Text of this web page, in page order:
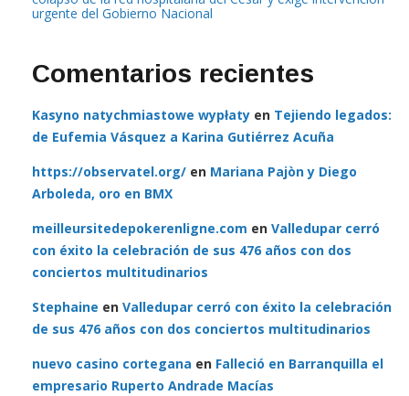
urgente del Gobierno Nacional
Comentarios recientes
Kasyno natychmiastowe wypłaty en Tejiendo legados:
de Eufemia Vásquez a Karina Gutiérrez Acuña
https://observatel.org/ en Mariana Pajòn y Diego
Arboleda, oro en BMX
meilleursitedepokerenligne.com en Valledupar cerró
con éxito la celebración de sus 476 años con dos
conciertos multitudinarios
Stephaine en Valledupar cerró con éxito la celebración
de sus 476 años con dos conciertos multitudinarios
nuevo casino cortegana en Falleció en Barranquilla el
empresario Ruperto Andrade Macías